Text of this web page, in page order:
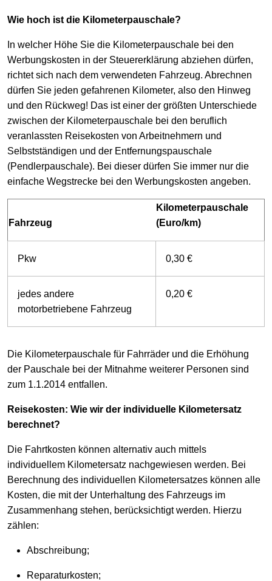
Wie hoch ist die Kilometerpauschale?
In welcher Höhe Sie die Kilometerpauschale bei den
Werbungskosten in der Steuererklärung abziehen dürfen,
richtet sich nach dem verwendeten Fahrzeug. Abrechnen
dürfen Sie jeden gefahrenen Kilometer, also den Hinweg
und den Rückweg! Das ist einer der größten Unterschiede
zwischen der Kilometerpauschale bei den beruflich
veranlassten Reisekosten von Arbeitnehmern und
Selbstständigen und der Entfernungspauschale
(Pendlerpauschale). Bei dieser dürfen Sie immer nur die
einfache Wegstrecke bei den Werbungskosten angeben.
Fahrzeug
Kilometerpauschale
(Euro/km)
Pkw 0,30 €
jedes andere
motorbetriebene Fahrzeug
0,20 €
Die Kilometerpauschale für Fahrräder und die Erhöhung
der Pauschale bei der Mitnahme weiterer Personen sind
zum 1.1.2014 entfallen.
Reisekosten: Wie wir der individuelle Kilometersatz
berechnet?
Die Fahrtkosten können alternativ auch mittels
individuellem Kilometersatz nachgewiesen werden. Bei
Berechnung des individuellen Kilometersatzes können alle
Kosten, die mit der Unterhaltung des Fahrzeugs im
Zusammenhang stehen, berücksichtigt werden. Hierzu
zählen:
Abschreibung;
Reparaturkosten;